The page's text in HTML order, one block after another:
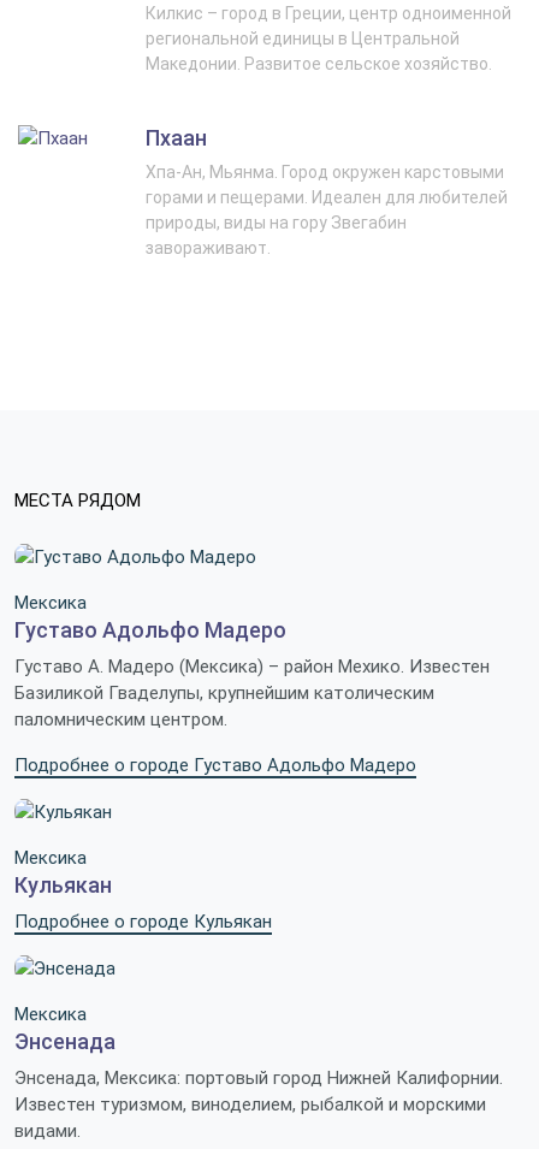
Килкис – город в Греции, центр одноименной
региональной единицы в Центральной
Македонии. Развитое сельское хозяйство.
Пхаан
Хпа-Ан, Мьянма. Город окружен карстовыми
горами и пещерами. Идеален для любителей
природы, виды на гору Звегабин
завораживают.
МЕСТА РЯДОМ
Мексика
Густаво Адольфо Мадеро
Густаво А. Мадеро (Мексика) – район Мехико. Известен
Базиликой Гваделупы, крупнейшим католическим
паломническим центром.
Подробнее о городе Густаво Адольфо Мадеро
Мексика
Кульякан
Подробнее о городе Кульякан
Мексика
Энсенада
Энсенада, Мексика: портовый город Нижней Калифорнии.
Известен туризмом, виноделием, рыбалкой и морскими
видами.